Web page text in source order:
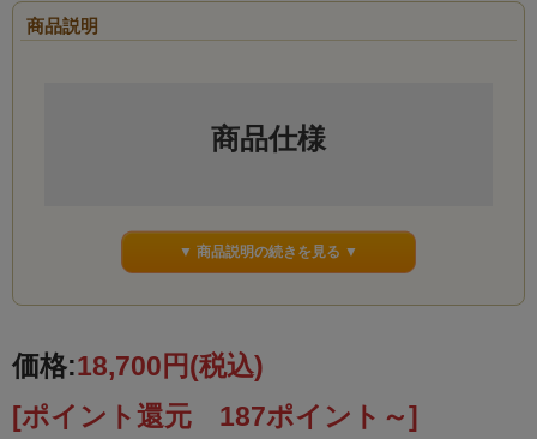
商品説明
商品仕様
幅50cm
奥行39cm
内寸
▼ 商品説明の続きを見る ▼
価格:18,700円(税込)
[ポイント還元 187ポイント～]